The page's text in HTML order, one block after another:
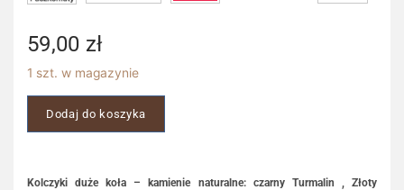
59,00 zł
1 szt. w magazynie
Dodaj do koszyka
Kolczyki duże koła – kamienie naturalne: czarny Turmalin , Złoty